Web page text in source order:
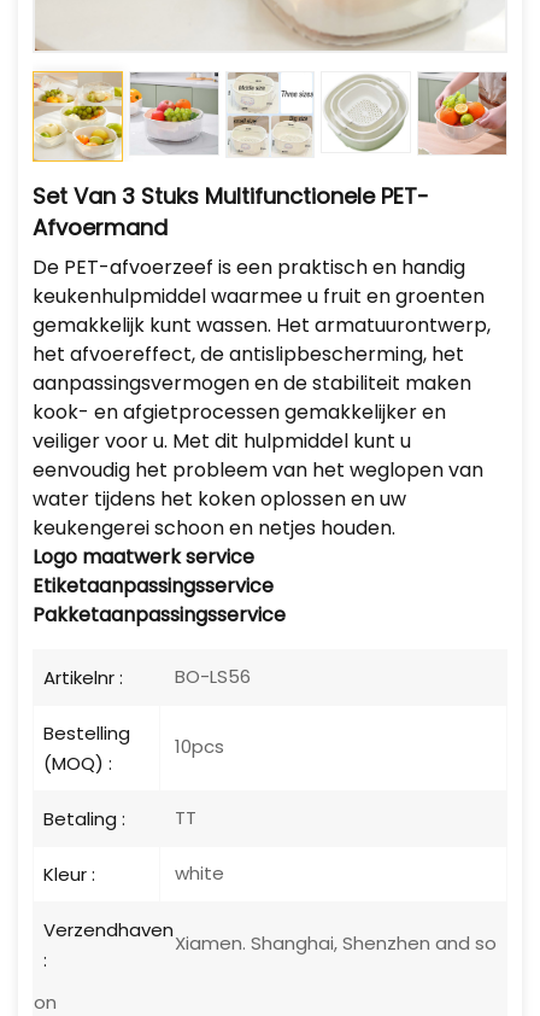
Set Van 3 Stuks Multifunctionele PET-
Afvoermand
De PET-afvoerzeef is een praktisch en handig
keukenhulpmiddel waarmee u fruit en groenten
gemakkelijk kunt wassen. Het armatuurontwerp,
het afvoereffect, de antislipbescherming, het
aanpassingsvermogen en de stabiliteit maken
kook- en afgietprocessen gemakkelijker en
veiliger voor u. Met dit hulpmiddel kunt u
eenvoudig het probleem van het weglopen van
water tijdens het koken oplossen en uw
keukengerei schoon en netjes houden.
Logo maatwerk service
Etiketaanpassingsservice
Pakketaanpassingsservice
Artikelnr : BO-LS56
Bestelling
(MOQ) :
10pcs
Betaling : TT
Kleur : white
Verzendhaven
:
Xiamen. Shanghai, Shenzhen and so
on